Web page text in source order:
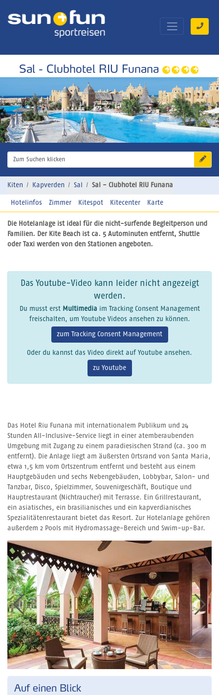
Sal - Clubhotel RIU Funana
Zum Suchen klicken
Kiten Kapverden Sal Sal - Clubhotel RIU Funana
Hotelinfos Zimmer Kitespot Kitecenter Karte
Die Hotelanlage ist ideal für die nicht-surfende Begleitperson und
Familien. Der Kite Beach ist ca. 5 Autominuten entfernt, Shuttle
oder Taxi werden von den Stationen angeboten.
Das Youtube-Video kann leider nicht angezeigt
werden.
Du musst erst Multimedia im Tracking Consent Management
freischalten, um Youtube Videos ansehen zu können.
zum Tracking Consent Management
Oder du kannst das Video direkt auf Youtube ansehen.
zu Youtube
Das Hotel Riu Funana mit internationalem Publikum und 24
Stunden All-Inclusive-Service liegt in einer atemberaubenden
Umgebung mit Zugang zu einem paradiesischen Strand (ca. 300 m
entfernt). Die Anlage liegt am äußersten Ortsrand von Santa Maria,
etwa 1,5 km vom Ortszentrum entfernt und besteht aus einem
Hauptgebäuden und sechs Nebengebäuden, Lobbybar, Salon- und
Tanzbar, Disco, Spielzimmer, Souvenirgeschäft, Boutique und
Hauptrestaurant (Nichtraucher) mit Terrasse. Ein Grillrestaurant,
ein asiatisches, ein brasilianisches und ein kapverdianisches
Spezialitätenrestaurant bietet das Resort. Zur Hotelanlage gehören
außerdem 2 Pools mit Hydromassage-Bereich und Swim-up-Bar.
Auf einen Blick